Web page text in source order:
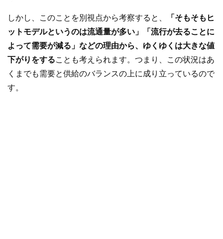
しかし、このことを別視点から考察すると、
「そもそもヒ
ットモデルというのは流通量が多い」「流行が去ることに
よって需要が減る」などの理由から、ゆくゆくは大きな値
下がりをすることも考えられます。つまり、この状況はあ
くまでも需要と供給のバランスの上に成り立っているので
す。